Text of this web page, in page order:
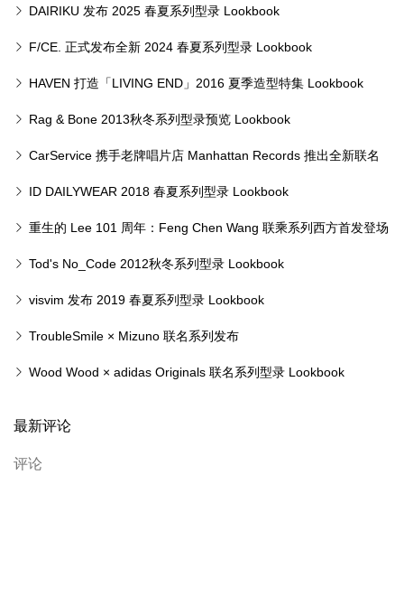
DAIRIKU 发布 2025 春夏系列型录 Lookbook
F/CE. 正式发布全新 2024 春夏系列型录 Lookbook
HAVEN 打造「LIVING END」2016 夏季造型特集 Lookbook
Rag & Bone 2013秋冬系列型录预览 Lookbook
CarService 携手老牌唱片店 Manhattan Records 推出全新联名
系列ID DAILYWEAR 2018 春夏系列型录 Lookbook
重生的 Lee 101 周年：Feng Chen Wang 联乘系列西方首发登场
Tod's No_Code 2012秋冬系列型录 Lookbook
visvim 发布 2019 春夏系列型录 Lookbook
TroubleSmile × Mizuno 联名系列发布
Wood Wood × adidas Originals 联名系列型录 Lookbook
最新评论